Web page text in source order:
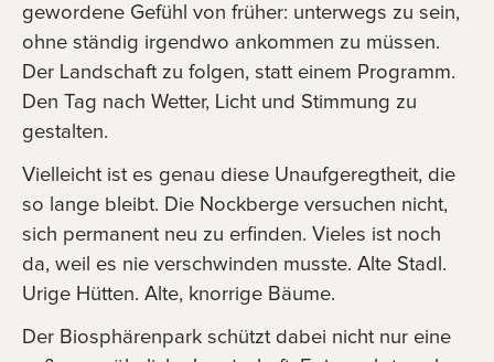
gewordene Gefühl von früher: unterwegs zu sein,
ohne ständig irgendwo ankommen zu müssen.
Der Landschaft zu folgen, statt einem Programm.
Den Tag nach Wetter, Licht und Stimmung zu
gestalten.
Vielleicht ist es genau diese Unaufgeregtheit, die
so lange bleibt. Die Nockberge versuchen nicht,
sich permanent neu zu erfinden. Vieles ist noch
da, weil es nie verschwinden musste. Alte Stadl.
Urige Hütten. Alte, knorrige Bäume.
Der Biosphärenpark schützt dabei nicht nur eine